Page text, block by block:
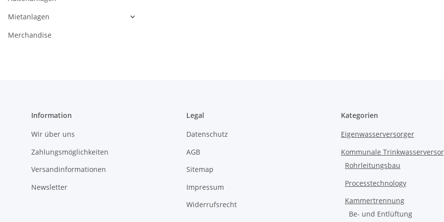
Mietanlagen
Merchandise
Information
Wir über uns
Zahlungsmöglichkeiten
Versandinformationen
Newsletter
Legal
Datenschutz
AGB
Sitemap
Impressum
Widerrufsrecht
Kategorien
Eigenwasserversorger
Kommunale
Rohrleitungsbau
Processtechnology
Kammertrennung
Be- und Entlüftung